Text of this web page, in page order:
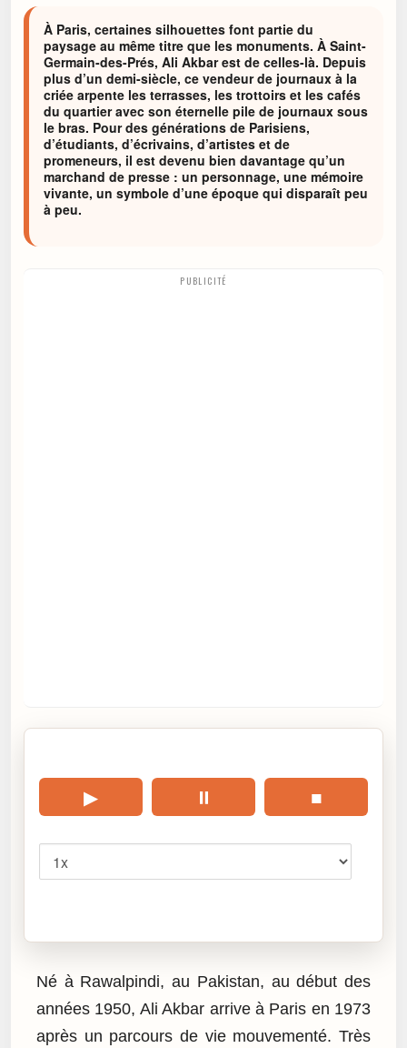
À Paris, certaines silhouettes font partie du
paysage au même titre que les monuments. À Saint-
Germain-des-Prés, Ali Akbar est de celles-là. Depuis
plus d’un demi-siècle, ce vendeur de journaux à la
criée arpente les terrasses, les trottoirs et les cafés
du quartier avec son éternelle pile de journaux sous
le bras. Pour des générations de Parisiens,
d’étudiants, d’écrivains, d’artistes et de
promeneurs, il est devenu bien davantage qu’un
marchand de presse : un personnage, une mémoire
vivante, un symbole d’une époque qui disparaît peu
à peu.
PUBLICITÉ
▶ ⏸ ■
Né à Rawalpindi, au Pakistan, au début des
années 1950, Ali Akbar arrive à Paris en 1973
après un parcours de vie mouvementé. Très